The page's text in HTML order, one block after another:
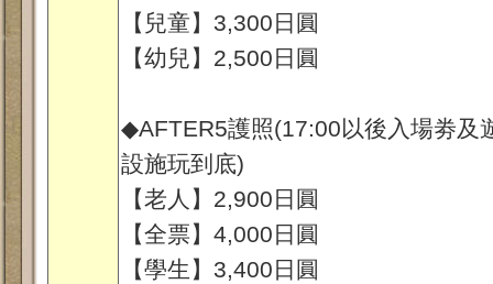
【兒童】3,300日圓
【幼兒】2,500日圓
◆AFTER5護照(17:00以後入場劵及
設施玩到底)
【老人】2,900日圓
【全票】4,000日圓
【學生】3,400日圓